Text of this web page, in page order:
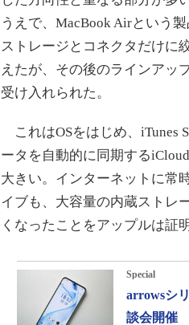
うえで、MacBook Airという
ストレージとコネクタだけに
えたが、その後のラインアッ
受け入れられた。
これはOSをはじめ、iTunes
ータを自動的に同期する
大きい。インターネットに常
イブも、大容量の内蔵ストレ
くなったことをアップルは証
Special
arrowsシ
談会開催